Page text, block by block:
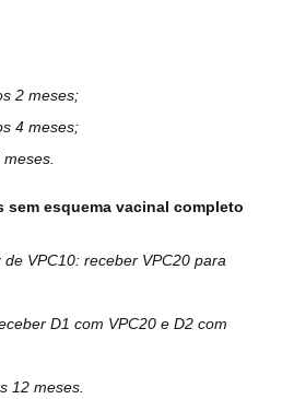
2 meses;
4 meses;
sem esquema vacinal completo
VPC10: receber VPC20 para
D1 com VPC20 e D2 com
12 meses.